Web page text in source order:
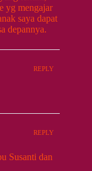
yg mengajar
saya dapat
depannya.
REPLY
REPLY
Susanti dan